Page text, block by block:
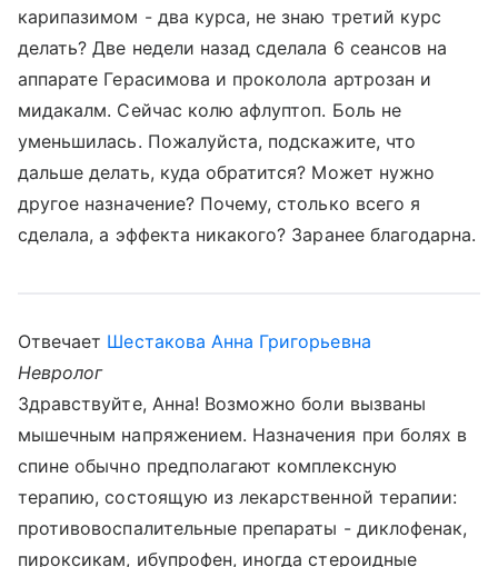
карипазимом - два курса, не знаю третий курс
делать? Две недели назад сделала 6 сеансов на
аппарате Герасимова и проколола артрозан и
мидакалм. Сейчас колю афлуптоп. Боль не
уменьшилась. Пожалуйста, подскажите, что
дальше делать, куда обратится? Может нужно
другое назначение? Почему, столько всего я
сделала, а эффекта никакого? Заранее благодарна.
Отвечает Шестакова Анна Григорьевна
Невролог
Здравствуйте, Анна! Возможно боли вызваны
мышечным напряжением. Назначения при болях в
спине обычно предполагают комплексную
терапию, состоящую из лекарственной терапии:
противовоспалительные препараты - диклофенак,
пироксикам, ибупрофен, иногда стероидные